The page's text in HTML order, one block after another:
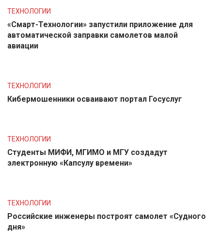
ТЕХНОЛОГИИ
«Смарт-Технологии» запустили приложение для
автоматической заправки самолетов малой
авиации
ТЕХНОЛОГИИ
Кибермошенники осваивают портал Госуслуг
ТЕХНОЛОГИИ
Студенты МИФИ, МГИМО и МГУ создадут
электронную «Капсулу времени»
ТЕХНОЛОГИИ
Российские инженеры построят самолет «Судного
дня»